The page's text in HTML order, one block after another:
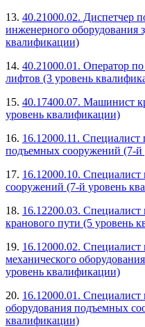
13. 40.21000.02. Диспетчер
инженерного оборудования
квалификации)
14. 40.21000.01. Оператор
лифтов (3 уровень
15. 40.17400.07. Машинист
уровень квалификации)
16. 16.12000.11.
подъемных сооружений (7-й
17. 16.12000.10.
сооружений (7-й уровень
18. 16.12200.03. Специалист
кранового пути (5 уровень
19. 16.12000.02.
механического
уровень квалификации)
20. 16.12000.01.
оборудования подъемных
квалификации)